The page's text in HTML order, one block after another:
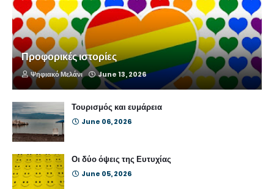
Προφορικές ιστορίες
Ψηφιακό Μελάνι June 13, 2026
Τουρισμός και ευμάρεια
June 06, 2026
Οι δύο όψεις της Ευτυχίας
June 05, 2026